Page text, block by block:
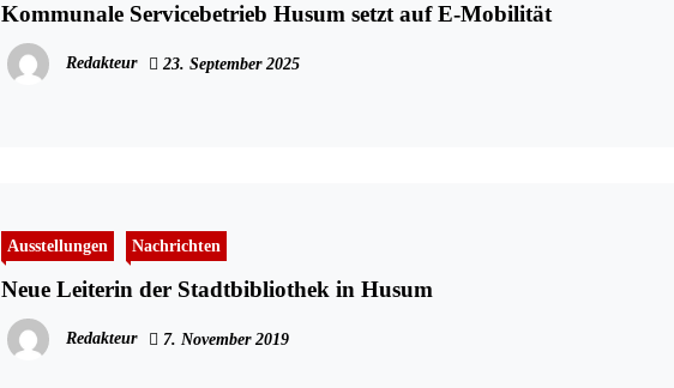
Kommunale Servicebetrieb Husum setzt auf E-Mobilität
Redakteur 23. September 2025
Ausstellungen Nachrichten
Neue Leiterin der Stadtbibliothek in Husum
Redakteur 7. November 2019